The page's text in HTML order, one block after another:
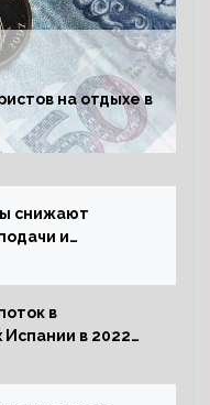
на отдыхе в
снижают
и
в
Испании в 2022